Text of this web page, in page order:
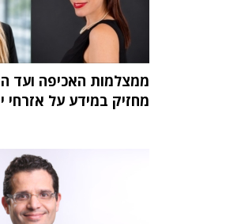
ממצלמות האכיפה ועד
מחזיק במידע על אזרחי